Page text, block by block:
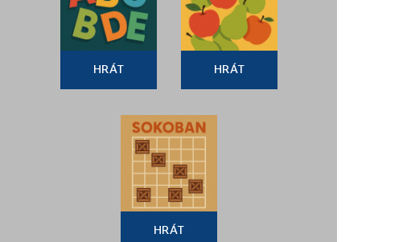
HRÁT HRÁT
HRÁT